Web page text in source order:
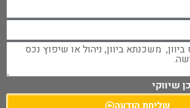
שיווקי
שליחת הודעה